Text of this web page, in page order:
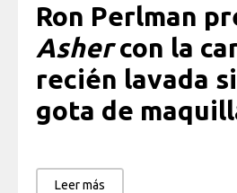
Ron Perlman
Ashercon la
recién lavada
gota de
Leer más